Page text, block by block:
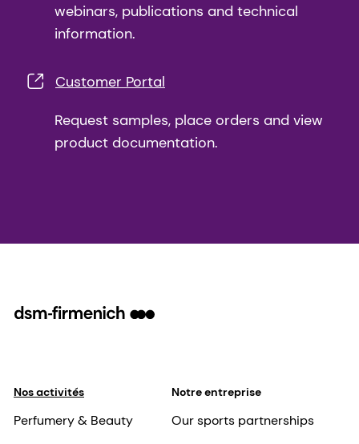
webinars, publications and technical
information.
Customer Portal
Request samples, place orders and view
product documentation.
Nos activités
Perfumery & Beauty
Notre entreprise
Our sports partnerships